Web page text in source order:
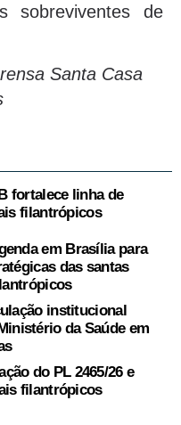
sobreviventes de
Santa Casa
fortalece linha de
filantrópicos
em Brasília para
das santas
institucional
da Saúde em
do PL 2465/26 e
filantrópicos